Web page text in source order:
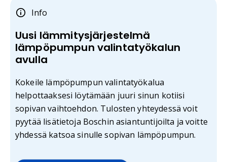
Info
Uusi lämmitysjärjestelmä
lämpöpumpun valintatyökalun
avulla
Kokeile lämpöpumpun valintatyökalua
helpottaaksesi löytämään juuri sinun kotiisi
sopivan vaihtoehdon. Tulosten yhteydessä voit
pyytää lisätietoja Boschin asiantuntijoilta ja voitte
yhdessä katsoa sinulle sopivan lämpöpumpun.